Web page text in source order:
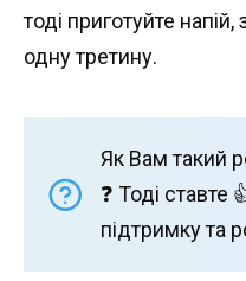
тоді приготуйте
одну третину.
Як Вам такий
❓ Тоді
підтримку та